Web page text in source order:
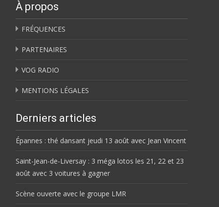
À propos
FRÉQUENCES
PARTENAIRES
VOG RADIO
MENTIONS LÉGALES
Derniers articles
Épannes : thé dansant jeudi 13 août avec Jean Vincent
Saint-Jean-de-Liversay : 3 méga lotos les 21, 22 et 23
août avec 3 voitures à gagner
Scène ouverte avec le groupe LMR